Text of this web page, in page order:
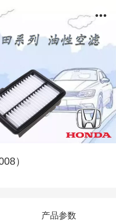
）
产品参数